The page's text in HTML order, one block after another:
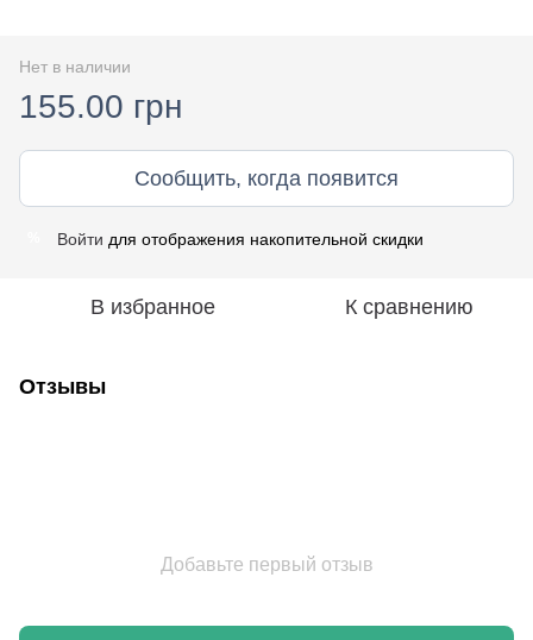
Нет в наличии
155.00 грн
Сообщить, когда появится
Войти для отображения накопительной скидки
В избранное К сравнению
Отзывы
Добавьте первый отзыв